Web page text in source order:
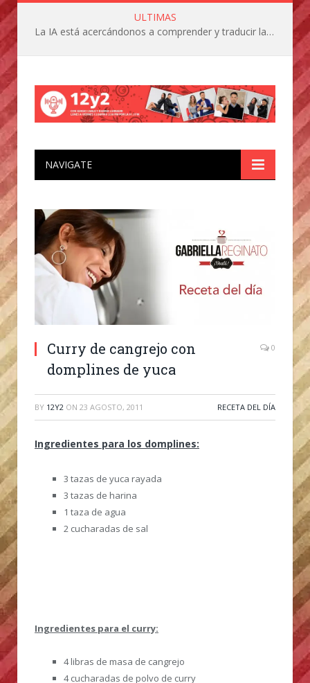
ULTIMAS
La IA está acercándonos a comprender y traducir las vocalizaciones y comportamientos de nuestras mascotas
NAVIGATE
Curry de cangrejo con
domplines de yuca
0
BY 12Y2 ON 23 AGOSTO, 2011 RECETA DEL DÍA
Ingredientes para los domplines:
3 tazas de yuca rayada
3 tazas de harina
1 taza de agua
2 cucharadas de sal
Ingredientes para el curry:
4 libras de masa de cangrejo
4 cucharadas de polvo de curry